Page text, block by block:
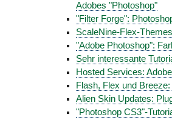
Adobes "Photoshop"
"Filter Forge":
ScaleNine-Flex-
"Adobe Photoshop":
Sehr interessante
Hosted Services:
Flash, Flex und
Alien Skin Updates:
"Photoshop CS3"-